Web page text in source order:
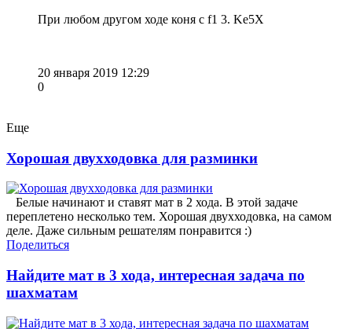
При любом другом ходе коня с f1 3. Ke5X
20 января 2019 12:29
0
Еще
Хорошая двухходовка для разминки
Белые начинают и ставят мат в 2 хода. В этой задаче
переплетено несколько тем. Хорошая двухходовка, на самом
деле. Даже сильным решателям понравится :)
Поделиться
Найдите мат в 3 хода, интересная задача по
шахматам